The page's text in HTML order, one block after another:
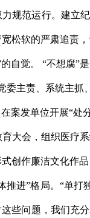
规范运行。建
松软的严肃追责，
自觉。 “不想腐”
委主责、系统主
案发单位开展“
大会，组织医疗
创作廉洁文化作
推进”格局。“单
些问题，我们充